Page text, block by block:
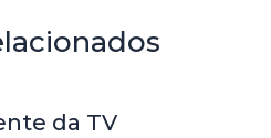
da TV